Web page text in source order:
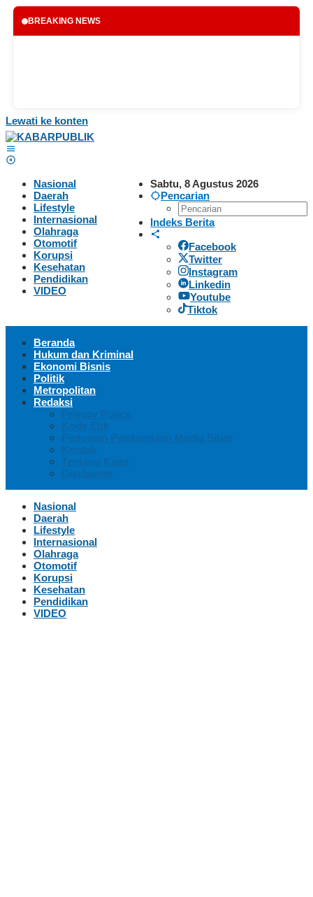
BREAKING NEWS
Lewati ke konten
Sabtu, 8 Agustus 2026
Pencarian
Indeks Berita
Facebook
Twitter
Instagram
Linkedin
Youtube
Tiktok
Nasional
Daerah
Lifestyle
Internasional
Olahraga
Otomotif
Korupsi
Kesehatan
Pendidikan
VIDEO
Beranda
Hukum dan Kriminal
Ekonomi Bisnis
Politik
Metropolitan
Redaksi
Privacy Policy
Kode Etik
Pedoman Pemberitaan Media Siber
Kontak
Tentang Kami
Disclaimer
Nasional
Daerah
Lifestyle
Internasional
Olahraga
Otomotif
Korupsi
Kesehatan
Pendidikan
VIDEO